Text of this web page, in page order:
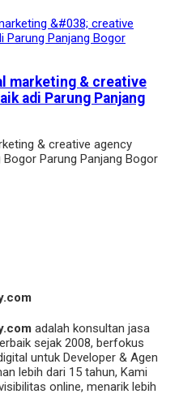
marketing & creative
adi Parung Panjang
& creative agency
Parung Panjang Bogor
adalah konsultan jasa
sejak 2008, berfokus
untuk Developer & Agen
lebih dari 15 tahun, Kami
online, menarik lebih